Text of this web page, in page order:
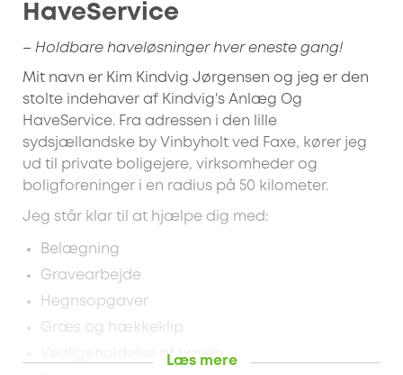
HaveService
– Holdbare haveløsninger hver eneste gang!
Mit navn er Kim Kindvig Jørgensen og jeg er den
stolte indehaver af Kindvig's Anlæg Og
HaveService. Fra adressen i den lille
sydsjællandske by Vinbyholt ved Faxe, kører jeg
ud til private boligejere, virksomheder og
boligforeninger i en radius på 50 kilometer.
Jeg står klar til at hjælpe dig med:
Belægning
Gravearbejde
Hegnsopgaver
Græs og hækkeklip
Vedligeholdelse af haven
Læs mere